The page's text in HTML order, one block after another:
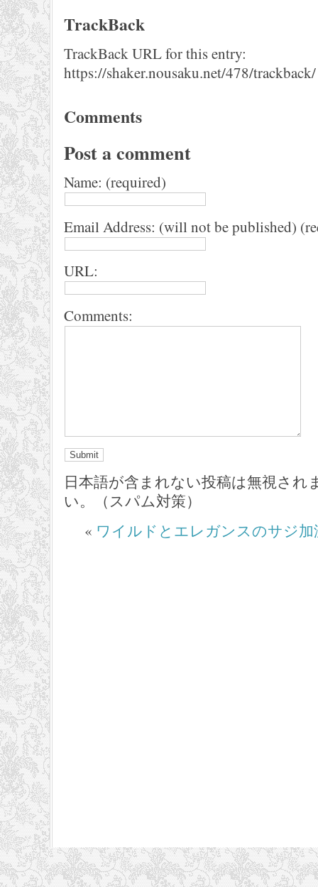
TrackBack
TrackBack URL for this entry:
https://shaker.nousaku.net/478/trackback/
Comments
Post a comment
Name: (required)
Email Address: (will not be published)
URL:
Comments:
日本語が含まれない投稿は無視され
い。（スパム対策）
« ワイルドとエレガンスのサジ加